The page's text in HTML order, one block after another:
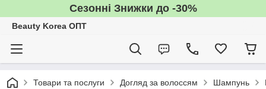
Сезонні Знижки до -30%
Beauty Korea ОПТ
Товари та послуги Догляд за волоссям Шампунь